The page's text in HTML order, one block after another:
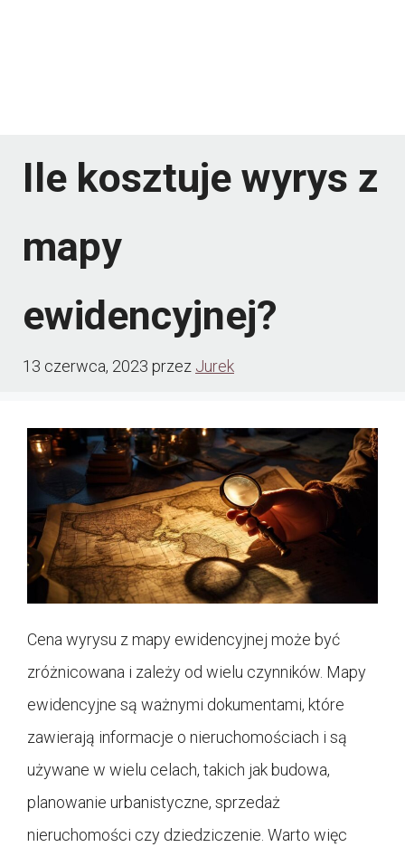
Ile kosztuje wyrys z
mapy
ewidencyjnej?
13 czerwca, 2023 przez Jurek
Cena wyrysu z mapy ewidencyjnej może być
zróżnicowana i zależy od wielu czynników. Mapy
ewidencyjne są ważnymi dokumentami, które
zawierają informacje o nieruchomościach i są
używane w wielu celach, takich jak budowa,
planowanie urbanistyczne, sprzedaż
nieruchomości czy dziedziczenie. Warto więc